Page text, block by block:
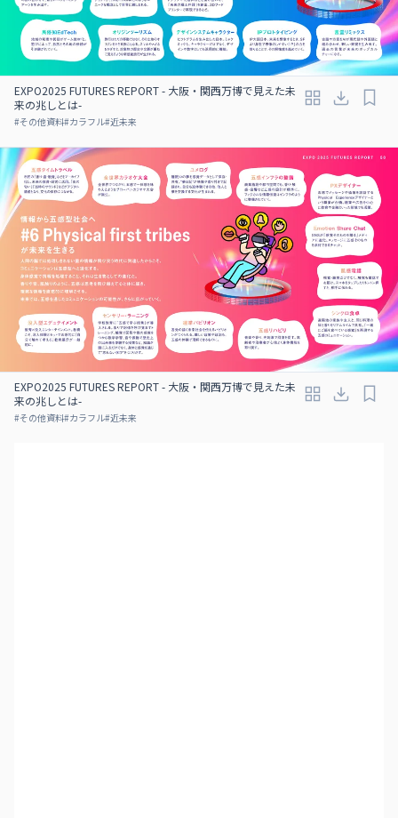
EXPO2025 FUTURES REPORT - 大阪・関西万博で見えた未
来の兆しとは-
#その他資料#カラフル#近未来
EXPO2025 FUTURES REPORT - 大阪・関西万博で見えた未
来の兆しとは-
#その他資料#カラフル#近未来